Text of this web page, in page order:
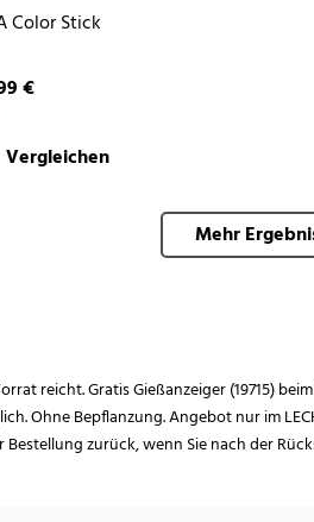
Color Stick
€
Vergleichen
Mehr
reicht. Gratis Gießanzeiger (19715)
Ohne Bepflanzung. Angebot nur im
Bestellung zurück, wenn Sie nach der